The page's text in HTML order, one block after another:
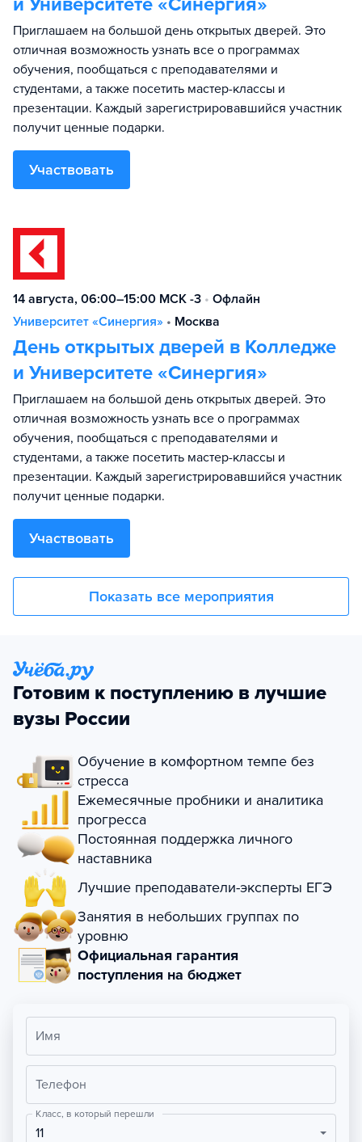
Приглашаем на большой день открытых дверей. Это
отличная возможность узнать все о программах
обучения, пообщаться с преподавателями и
студентами, а также посетить мастер-классы и
презентации. Каждый зарегистрировавшийся участник
получит ценные подарки.
Участвовать
14 августа, 06:00–15:00 МСК -3 • Офлайн
Университет «Синергия» • Москва
День открытых дверей в Колледже
и Университете «Синергия»
Приглашаем на большой день открытых дверей. Это
отличная возможность узнать все о программах
обучения, пообщаться с преподавателями и
студентами, а также посетить мастер-классы и
презентации. Каждый зарегистрировавшийся участник
получит ценные подарки.
Участвовать
Показать все мероприятия
Готовим к поступлению в лучшие
вузы России
Обучение в комфортном темпе без
стресса
Ежемесячные пробники и аналитика
прогресса
Постоянная поддержка личного
наставника
Лучшие преподаватели-эксперты ЕГЭ
Занятия в небольших группах по
уровню
Официальная гарантия
поступления на бюджет
Имя
Телефон
Класс, в который перешли
11